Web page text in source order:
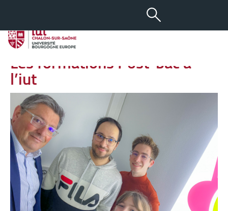
aA - +
22 MAR 2023
Interview à Radio Prévert –
Les formations Post-bac à
l’iut